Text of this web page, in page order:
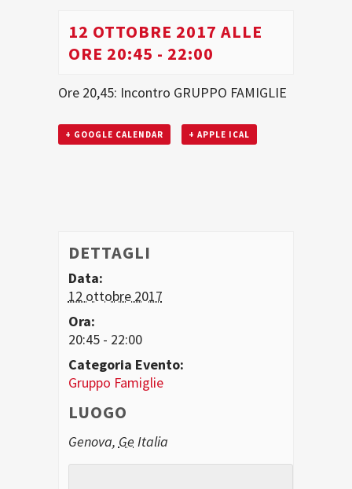
12 OTTOBRE 2017 ALLE
ORE 20:45 - 22:00
Ore 20,45: Incontro GRUPPO FAMIGLIE
+ GOOGLE CALENDAR + APPLE ICAL
DETTAGLI
Data:
12 ottobre 2017
Ora:
20:45 - 22:00
Categoria Evento:
Gruppo Famiglie
LUOGO
Genova, Ge Italia